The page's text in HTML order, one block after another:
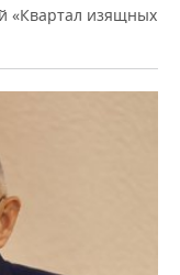
«Квартал изящных